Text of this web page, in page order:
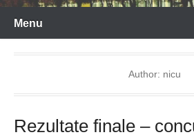
Menu
Author: nicu
Rezultate finale –